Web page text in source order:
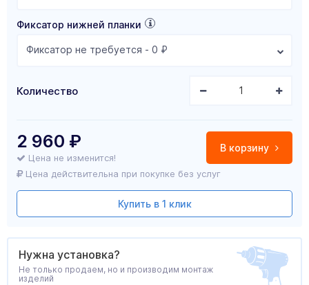
Фиксатор нижней планки
Фиксатор не требуется - 0 ₽
Количество
В корзину
2 960 ₽
Цена не изменится!
Цена действительна при покупке без услуг
Купить в 1 клик
Нужна установка?
Не только продаем, но и производим монтаж
изделий